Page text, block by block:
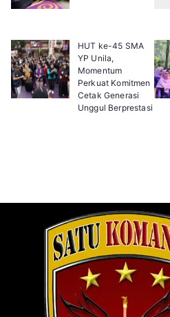
HUT ke-45 SMA
YP Unila,
Momentum
Perkuat Komitmen
Cetak Generasi
Unggul Berprestasi